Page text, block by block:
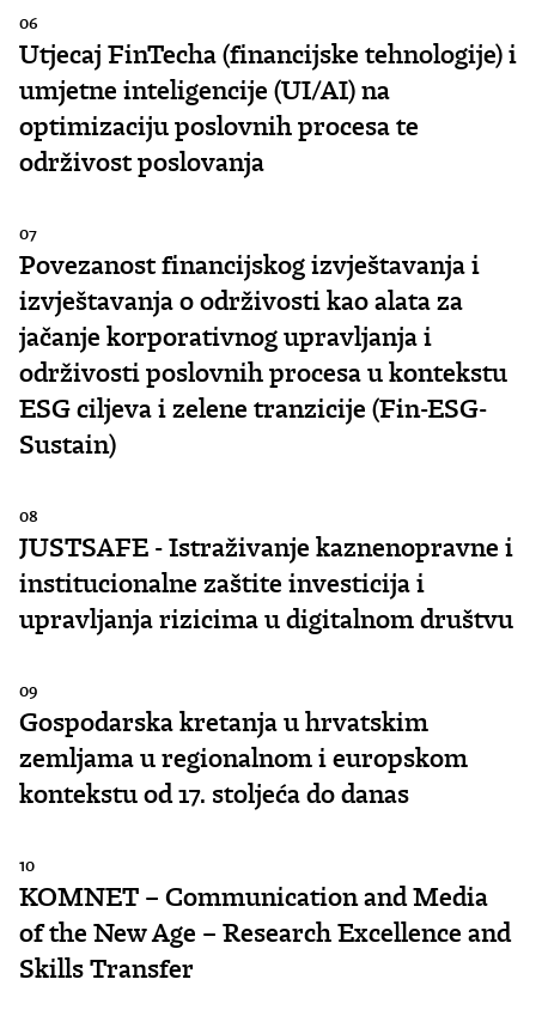
06
Utjecaj FinTecha (financijske tehnologije) i
umjetne inteligencije (UI/AI) na
optimizaciju poslovnih procesa te
održivost poslovanja
07
Povezanost financijskog izvještavanja i
izvještavanja o održivosti kao alata za
jačanje korporativnog upravljanja i
održivosti poslovnih procesa u kontekstu
ESG ciljeva i zelene tranzicije (Fin-ESG-
Sustain)
08
JUSTSAFE - Istraživanje kaznenopravne i
institucionalne zaštite investicija i
upravljanja rizicima u digitalnom društvu
09
Gospodarska kretanja u hrvatskim
zemljama u regionalnom i europskom
kontekstu od 17. stoljeća do danas
10
KOMNET – Communication and Media
of the New Age – Research Excellence and
Skills Transfer